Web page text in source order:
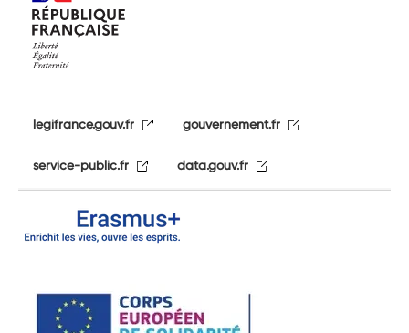
legifrance.gouv.fr gouvernement.fr
service-public.fr data.gouv.fr